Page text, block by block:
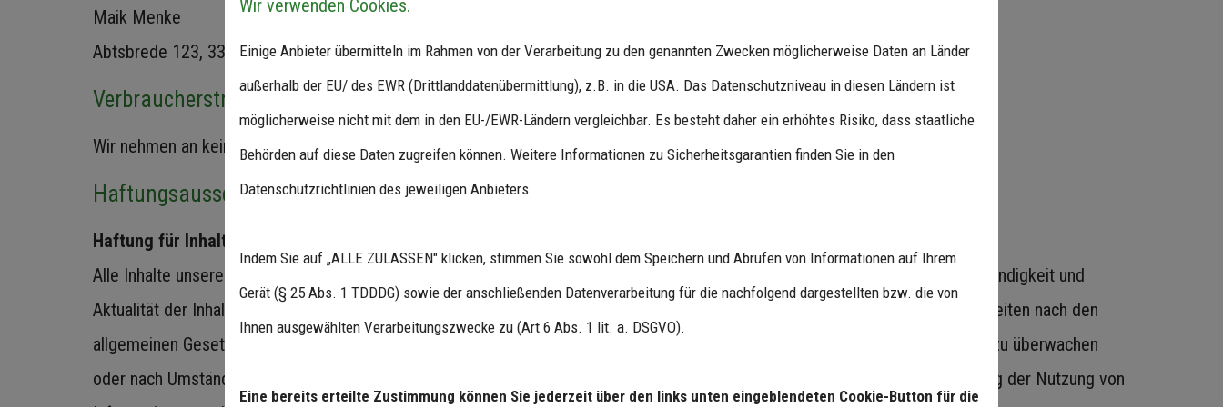
Maik Menke
Abtsbrede 123, 33098 Paderborn
Verbraucherstreitbeilegungs-/Universalschlichtungsstelle
Wir nehmen an keinem Streitbeilegungsverfahren vor einer Verbraucherschlichtungsstelle teil.
Haftungsausschluss
Haftung für Inhalte
Alle Inhalte unseres Internetauftritts wurden mit größter Sorgfalt und nach bestem Gewissen erstellt. Für die Richtigkeit, Vollständigkeit und
Aktualität der Inhalte können wir jedoch keine Gewähr übernehmen. Als Diensteanbieter sind wir für eigene Inhalte auf diesen Seiten nach den
allgemeinen Gesetzen verantwortlich. Wir sind jedoch nicht verpflichtet, übermittelte oder gespeicherte fremde Informationen zu überwachen
oder nach Umständen zu forschen, die auf eine rechtswidrige Tätigkeit hinweisen. Verpflichtungen zur Entfernung oder Sperrung der Nutzung von
Wir verwenden Cookies.
Einige Anbieter übermitteln im Rahmen von der Verarbeitung zu den genannten Zwecken möglicherweise Daten an Länder
außerhalb der EU/ des EWR (Drittlanddatenübermittlung), z.B. in die USA. Das Datenschutzniveau in diesen Ländern ist
möglicherweise nicht mit dem in den EU-/EWR-Ländern vergleichbar. Es besteht daher ein erhöhtes Risiko, dass staatliche
Behörden auf diese Daten zugreifen können. Weitere Informationen zu Sicherheitsgarantien finden Sie in den
Datenschutzrichtlinien des jeweiligen Anbieters.
Indem Sie auf „ALLE ZULASSEN" klicken, stimmen Sie sowohl dem Speichern und Abrufen von Informationen auf Ihrem
Gerät (§ 25 Abs. 1 TDDDG) sowie der anschließenden Datenverarbeitung für die nachfolgend dargestellten bzw. die von
Ihnen ausgewählten Verarbeitungszwecke zu (Art 6 Abs. 1 lit. a. DSGVO).
Eine bereits erteilte Zustimmung können Sie jederzeit über den links unten eingeblendeten Cookie-Button für die